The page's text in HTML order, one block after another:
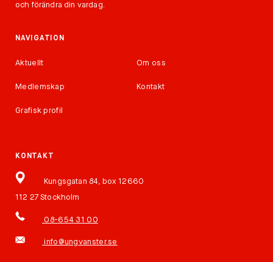
och förändra din vardag.
NAVIGATION
Aktuellt Om oss
Medlemskap Kontakt
Grafisk profil
KONTAKT
Kungsgatan 84, box 12660
112 27 Stockholm
08-654 31 00
info@ungvanster.se